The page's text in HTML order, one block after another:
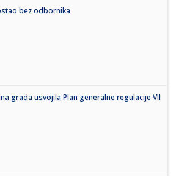
bez odbornika
grada usvojila Plan generalne regulacije VII